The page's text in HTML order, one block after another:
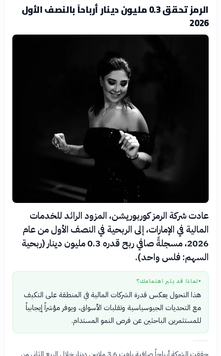
الرمز تحقق 0.3 مليون دينار أرباحاً بالنصف الأول
2026
عادت شركة الرمز كوربوريشن، المزود الرائد للخدمات
المالية في الإمارات، إلى الربحية في النصف الأول من عام
2026، مسجلةً صافي ربح قدره 0.3 مليون دينار (ربحية
السهم: فلس واحد).
● لماذا قد يثير اهتمامك؟
هذا التحول يعكس قدرة الشركات المالية في المنطقة على التكيف
مع التحديات الجيوسياسية وتقلبات الأسواق، ويوفر مؤشراً إيجابياً
للمستثمرين الباحثين عن فرص النمو المستدام.